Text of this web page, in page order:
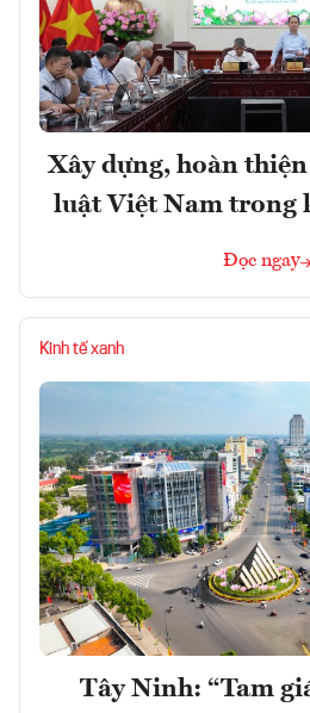
Xây dựng, hoàn
luật Việt Nam trong
Đọc ngay
Kinh tế xanh
Tây Ninh: “Tam